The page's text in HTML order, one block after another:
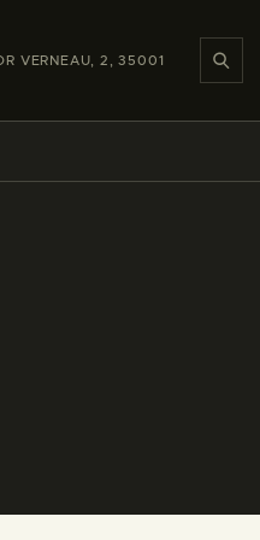
VERNEAU, 2, 35001